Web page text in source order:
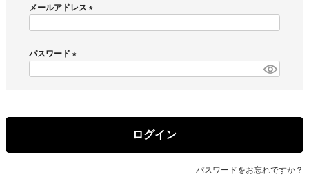
メールアドレス
)
パスワード
ログイン
パスワードをお忘れですか？